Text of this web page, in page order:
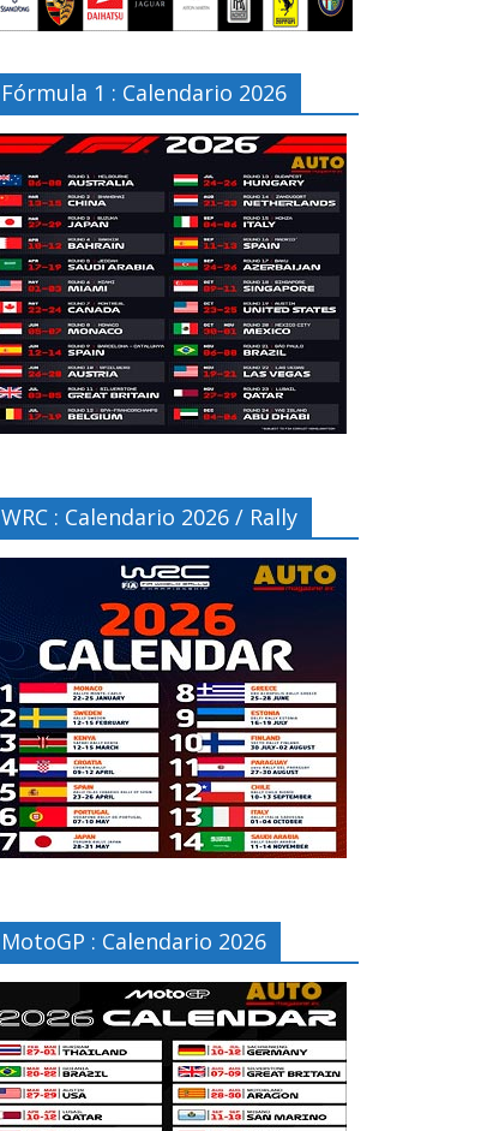
Fórmula 1 : Calendario 2026
WRC : Calendario 2026 / Rally
MotoGP : Calendario 2026